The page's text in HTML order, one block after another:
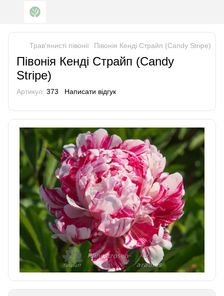
Трав'янисті півонії Півонія Кенді Страйп (Candy Stripe)
Півонія Кенді Страйп (Candy
Stripe)
Артикул: 373 Написати відгук